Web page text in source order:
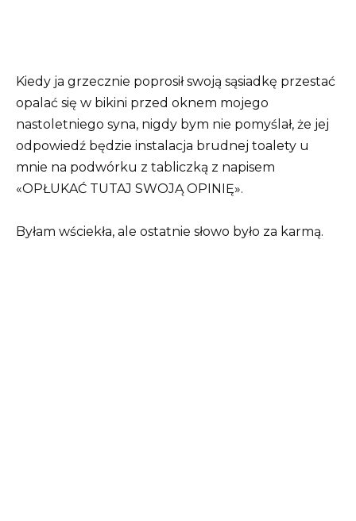
Kiedy ja grzecznie poprosił swoją sąsiadkę przestać
opalać się w bikini przed oknem mojego
nastoletniego syna, nigdy bym nie pomyślał, że jej
odpowiedź będzie instalacja brudnej toalety u
mnie na podwórku z tabliczką z napisem
«OPŁUKAĆ TUTAJ SWOJĄ OPINIĘ».
Byłam wściekła, ale ostatnie słowo było za karmą.